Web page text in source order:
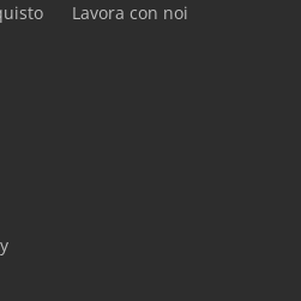
Lavora con noi